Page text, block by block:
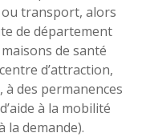
ou transport, alors
de département
de santé
d’attraction,
des permanences
à la mobilité
demande).